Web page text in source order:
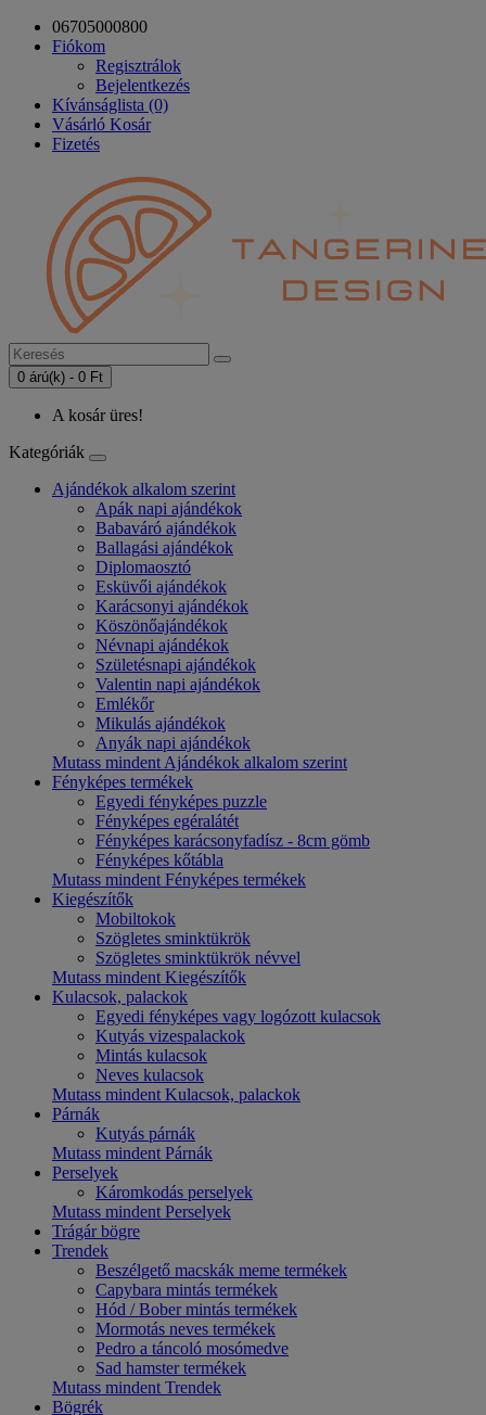
06705000800
Fiókom
Regisztrálok
Bejelentkezés
Kívánságlista (0)
Vásárló Kosár
Fizetés
0 árú(k) - 0 Ft
A kosár üres!
Kategóriák
Ajándékok alkalom szerint
Apák napi ajándékok
Babaváró ajándékok
Ballagási ajándékok
Diplomaosztó
Esküvői ajándékok
Karácsonyi ajándékok
Köszönőajándékok
Névnapi ajándékok
Születésnapi ajándékok
Valentin napi ajándékok
Emlékőr
Mikulás ajándékok
Anyák napi ajándékok
Mutass mindent Ajándékok alkalom szerint
Fényképes termékek
Egyedi fényképes puzzle
Fényképes egéralátét
Fényképes karácsonyfadísz - 8cm gömb
Fényképes kőtábla
Mutass mindent Fényképes termékek
Kiegészítők
Mobiltokok
Szögletes sminktükrök
Szögletes sminktükrök névvel
Mutass mindent Kiegészítők
Kulacsok, palackok
Egyedi fényképes vagy logózott kulacsok
Kutyás vizespalackok
Mintás kulacsok
Neves kulacsok
Mutass mindent Kulacsok, palackok
Párnák
Kutyás párnák
Mutass mindent Párnák
Perselyek
Káromkodás perselyek
Mutass mindent Perselyek
Trágár bögre
Trendek
Beszélgető macskák meme termékek
Capybara mintás termékek
Hód / Bober mintás termékek
Mormotás neves termékek
Pedro a táncoló mosómedve
Sad hamster termékek
Mutass mindent Trendek
Bögrék